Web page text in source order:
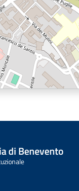
di Benevento